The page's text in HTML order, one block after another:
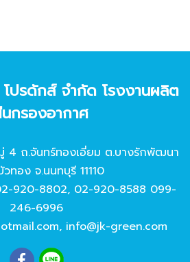
โปรดักส์ จํากัด โรงงานผลิต
กรองอากาศ
4 ถ.จันทร์ทองเอี่ยม ต.บางรักพัฒนา
ทอง จ.นนทบุรี 11110
920-8802, 02-920-8588 099-
246-6996
, info@jk-green.com